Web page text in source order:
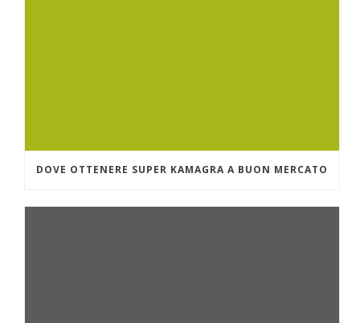
DOVE OTTENERE SUPER KAMAGRA A BUON MERCATO